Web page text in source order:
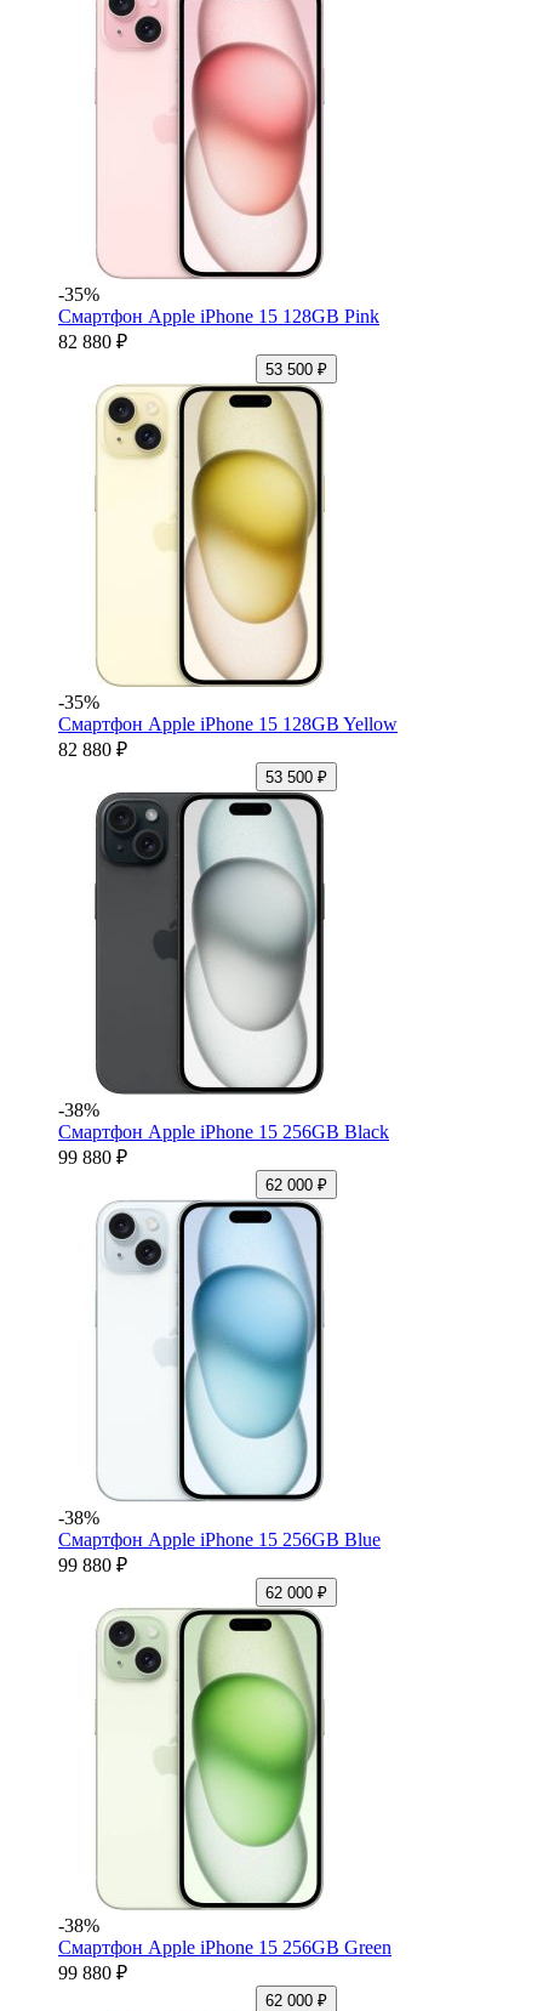
-35%
Смартфон Apple iPhone 15 128GB Pink
82 880 ₽
53 500 ₽
-35%
Смартфон Apple iPhone 15 128GB Yellow
82 880 ₽
53 500 ₽
-38%
Смартфон Apple iPhone 15 256GB Black
99 880 ₽
62 000 ₽
-38%
Смартфон Apple iPhone 15 256GB Blue
99 880 ₽
62 000 ₽
-38%
Смартфон Apple iPhone 15 256GB Green
99 880 ₽
62 000 ₽